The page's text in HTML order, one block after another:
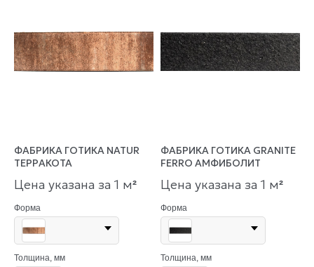
ФАБРИКА ГОТИКА NATUR
ТЕРРАКОТА
Цена указана за 1 м²
Форма
Толщина, мм
ФАБРИКА ГОТИКА GRANITE
FERRO АМФИБОЛИТ
Цена указана за 1 м²
Форма
Толщина, мм